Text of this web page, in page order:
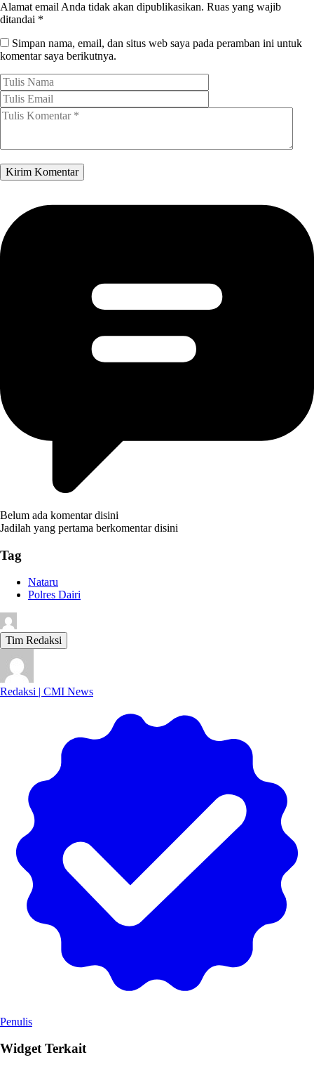
Alamat email Anda tidak akan dipublikasikan. Ruas yang wajib
ditandai *
Simpan nama, email, dan situs web saya pada peramban ini untuk
komentar saya berikutnya.
Belum ada komentar disini
Jadilah yang pertama berkomentar disini
Tag
Nataru
Polres Dairi
Tim Redaksi
Redaksi | CMI News
Penulis
Widget Terkait